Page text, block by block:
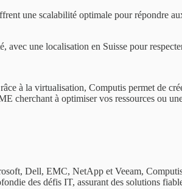
une scalabilité optimale pour répondre
une localisation en Suisse pour
à la virtualisation, Computis permet de
cherchant à optimiser vos ressources ou
Dell, EMC, NetApp et Veeam,
des défis IT, assurant des solutions